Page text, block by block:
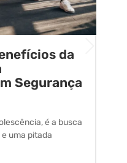
da
Segurança
é a busca
uma pitada